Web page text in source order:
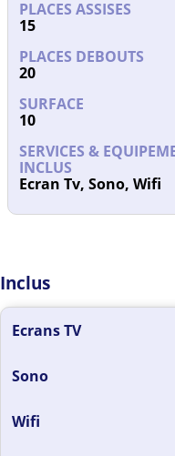
PLACES ASSISES
15
PLACES DEBOUTS
20
SURFACE
10
SERVICES &
INCLUS
Ecran Tv, Sono, Wifi
Inclus
Ecrans TV
Sono
Wifi